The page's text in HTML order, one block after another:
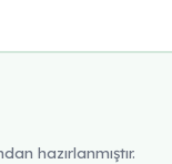
hazırlanmıştır.